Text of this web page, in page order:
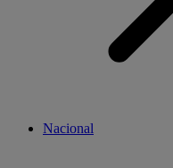
Nacional